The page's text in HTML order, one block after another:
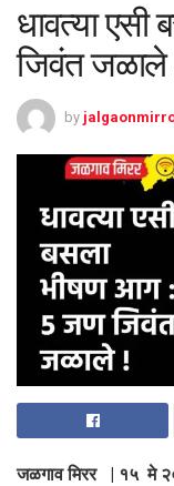
धावत्या
जिवंत जळाले
by
जळगाव मिरर | १५ मे